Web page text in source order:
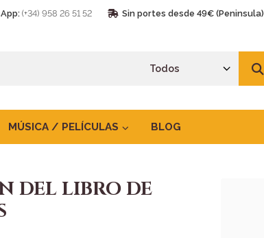
(+34) 958 26 51 52 Sin portes desde 49€ (Peninsula)
MÚSICA / PELÍCULAS BLOG
DEL LIBRO DE